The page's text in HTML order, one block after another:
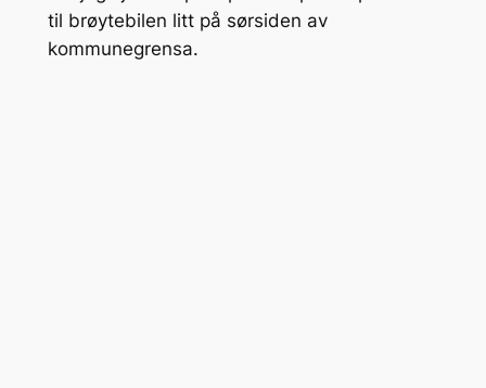
til brøytebilen litt på sørsiden av
kommunegrensa.